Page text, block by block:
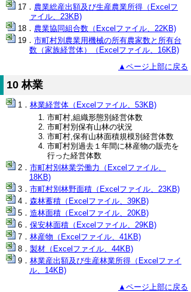
農業総産出額及び生産農業所得（Excelフ
ァイル、23KB)
農業協同組合数（Excelファイル、22KB)
市町村別農業用機械の所有農家数と所有台
数（家族経営体）（Excelファイル、16KB)
▲ページ上部に戻る
10 林業
林業経営体（Excelファイル、53KB)
市町村,組織形態別経営体数
市町村別保有山林の状況
市町村,保有山林面積規模別経営体数
市町村別過去１年間に林産物の販売を
行った経営体数
市町村別林業労働力（Excelファイル、
18KB)
市町村別林野面積（Excelファイル、23KB)
森林蓄積（Excelファイル、39KB)
造林面積（Excelファイル、20KB)
保安林面積（Excelファイル、29KB)
林産物（Excelファイル、41KB)
製材（Excelファイル、44KB)
林業産出額及び生産林業所得（Excelファイ
ル、14KB)
▲ページ上部に戻る